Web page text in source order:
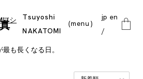
Tsuyoshi
NAKATOMI
menu
jp en
も長くなる日。